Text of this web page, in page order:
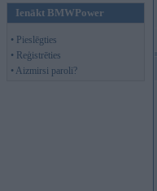
Ienākt BMWPower
• Pieslēgties
• Reģistrēties
• Aizmirsi paroli?